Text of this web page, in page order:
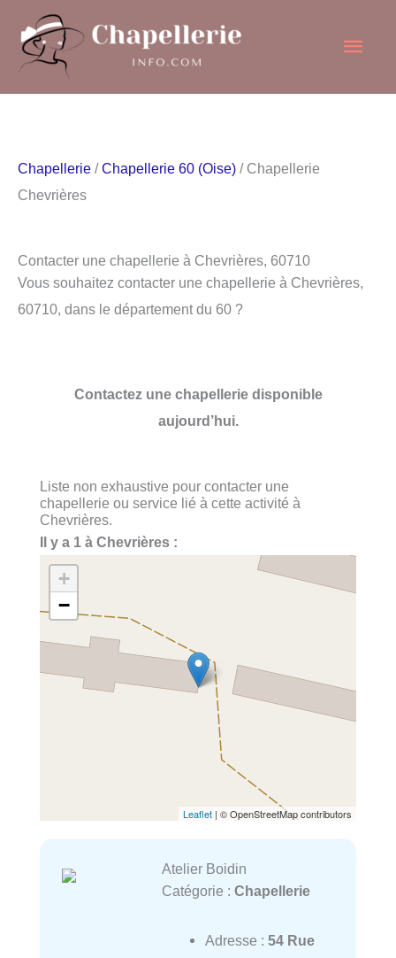
contenu
Chapellerie /Chapellerie 60 (Oise) / Chapellerie
Chevrières
Contacter une chapellerie à Chevrières, 60710
Vous souhaitez contacter une chapellerie à Chevrières,
60710, dans le département du 60 ?
Contactez une chapellerie disponible
aujourd’hui.
Liste non exhaustive pour contacter une
chapellerie ou service lié à cette activité à
Chevrières.
Il y a 1 à Chevrières :
+
−
Leaflet | © OpenStreetMap contributors
Atelier Boidin
Catégorie : Chapellerie
Adresse : 54 Rue